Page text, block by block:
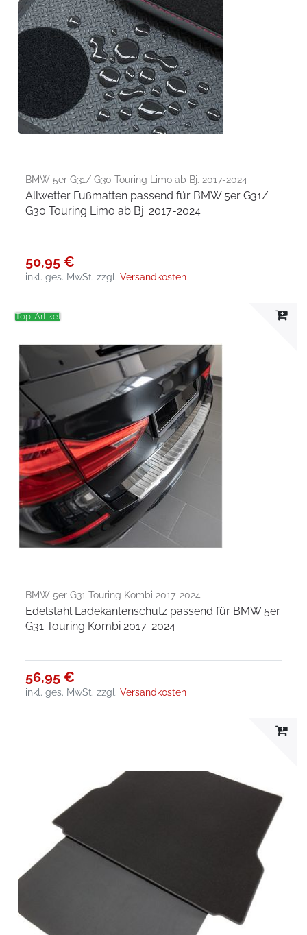
BMW 5er G31/ G30 Touring Limo ab Bj. 2017-2024
Allwetter Fußmatten passend für BMW 5er G31/
G30 Touring Limo ab Bj. 2017-2024
50,95 €
inkl. ges. MwSt. zzgl.Versandkosten
Top-Artikel
BMW 5er G31 Touring Kombi 2017-2024
Edelstahl Ladekantenschutz passend für BMW 5er
G31 Touring Kombi 2017-2024
56,95 €
inkl. ges. MwSt. zzgl.Versandkosten